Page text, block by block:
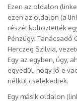
Ezen az oldalon
ezen az oldalon (a
részét költöztették
Pénzügyi Tanácsadó
Herczeg Szilvia,
Egy az egyben, úgy,
egyedül, hogy jó-e
nélkül cselekedtek.
Egy másik oldalon